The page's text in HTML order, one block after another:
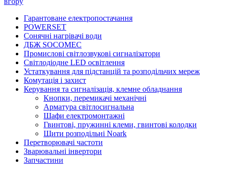
Гарантоване електропостачання
POWERSET
Сонячні нагрівачі води
ДБЖ SOCOMEC
Промислові світлозвукові сигналізатори
Світлодіодне LED освітлення
Устаткування для підстанцій та розподільчих мереж
Комутація і захист
Керування та сигналізація, клемне обладнання
Кнопки, перемикачі механічні
Арматура світлосигнальна
Шафи електромонтажні
Гвинтові, пружинні клеми, гвинтові колодки
Щити розподільні Noark
Перетворювачі частоти
Зварювальні інвертори
Запчастини